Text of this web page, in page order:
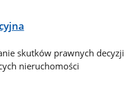
skutków prawnych decyzji
nieruchomości